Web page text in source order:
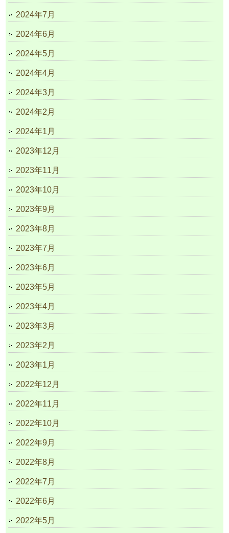
2024年7月
2024年6月
2024年5月
2024年4月
2024年3月
2024年2月
2024年1月
2023年12月
2023年11月
2023年10月
2023年9月
2023年8月
2023年7月
2023年6月
2023年5月
2023年4月
2023年3月
2023年2月
2023年1月
2022年12月
2022年11月
2022年10月
2022年9月
2022年8月
2022年7月
2022年6月
2022年5月